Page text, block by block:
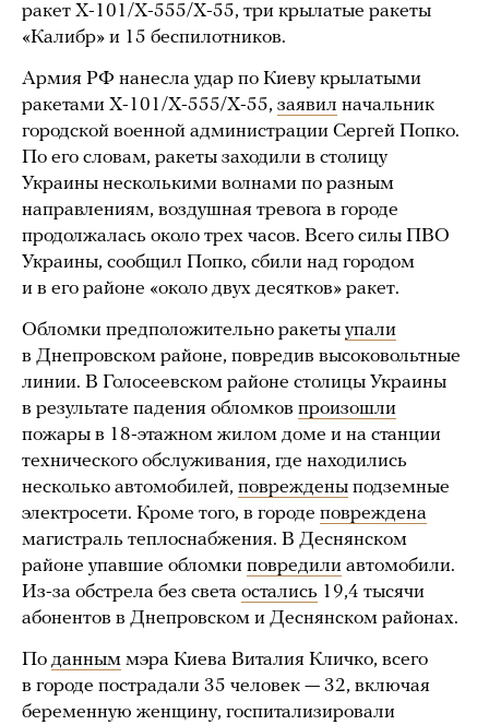
ракет Х-101/Х-555/Х-55, три крылатые ракеты
«Калибр» и 15 беспилотников.
Армия РФ нанесла удар по Киеву крылатыми
ракетами Х-101/Х-555/Х-55, заявил начальник
городской военной администрации Сергей Попко.
По его словам, ракеты заходили в столицу
Украины несколькими волнами по разным
направлениям, воздушная тревога в городе
продолжалась около трех часов. Всего силы ПВО
Украины, сообщил Попко, сбили над городом
и в его районе «около двух десятков» ракет.
Обломки предположительно ракеты упали
в Днепровском районе, повредив высоковольтные
линии. В Голосеевском районе столицы Украины
в результате падения обломков произошли
пожары в 18-этажном жилом доме и на станции
технического обслуживания, где находились
несколько автомобилей, повреждены подземные
электросети. Кроме того, в городе повреждена
магистраль теплоснабжения. В Деснянском
районе упавшие обломки повредили автомобили.
Из-за обстрела без света остались 19,4 тысячи
абонентов в Днепровском и Деснянском районах.
По данным мэра Киева Виталия Кличко, всего
в городе пострадали 35 человек — 32, включая
беременную женщину, госпитализировали